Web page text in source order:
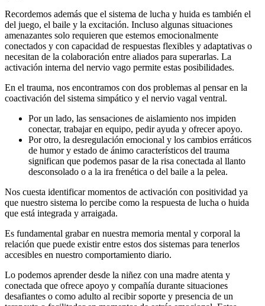
Recordemos además que el sistema de lucha y huida es también el
del juego, el baile y la excitación. Incluso algunas situaciones
amenazantes solo requieren que estemos emocionalmente
conectados y con capacidad de respuestas flexibles y adaptativas o
necesitan de la colaboración entre aliados para superarlas. La
activación interna del nervio vago permite estas posibilidades.
En el trauma, nos encontramos con dos problemas al pensar en la
coactivación del sistema simpático y el nervio vagal ventral.
Por un lado, las sensaciones de aislamiento nos impiden
conectar, trabajar en equipo, pedir ayuda y ofrecer apoyo.
Por otro, la desregulación emocional y los cambios erráticos
de humor y estado de ánimo característicos del trauma
significan que podemos pasar de la risa conectada al llanto
desconsolado o a la ira frenética o del baile a la pelea.
Nos cuesta identificar momentos de activación con positividad ya
que nuestro sistema lo percibe como la respuesta de lucha o huida
que está integrada y arraigada.
Es fundamental grabar en nuestra memoria mental y corporal la
relación que puede existir entre estos dos sistemas para tenerlos
accesibles en nuestro comportamiento diario.
Lo podemos aprender desde la niñez con una madre atenta y
conectada que ofrece apoyo y compañía durante situaciones
desafiantes o como adulto al recibir soporte y presencia de un